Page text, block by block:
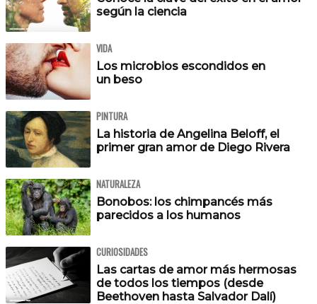
según la ciencia
VIDA
Los microbios escondidos en
un beso
PINTURA
La historia de Angelina Beloff, el
primer gran amor de Diego Rivera
NATURALEZA
Bonobos: los chimpancés más
parecidos a los humanos
CURIOSIDADES
Las cartas de amor más hermosas
de todos los tiempos (desde
Beethoven hasta Salvador Dalí)